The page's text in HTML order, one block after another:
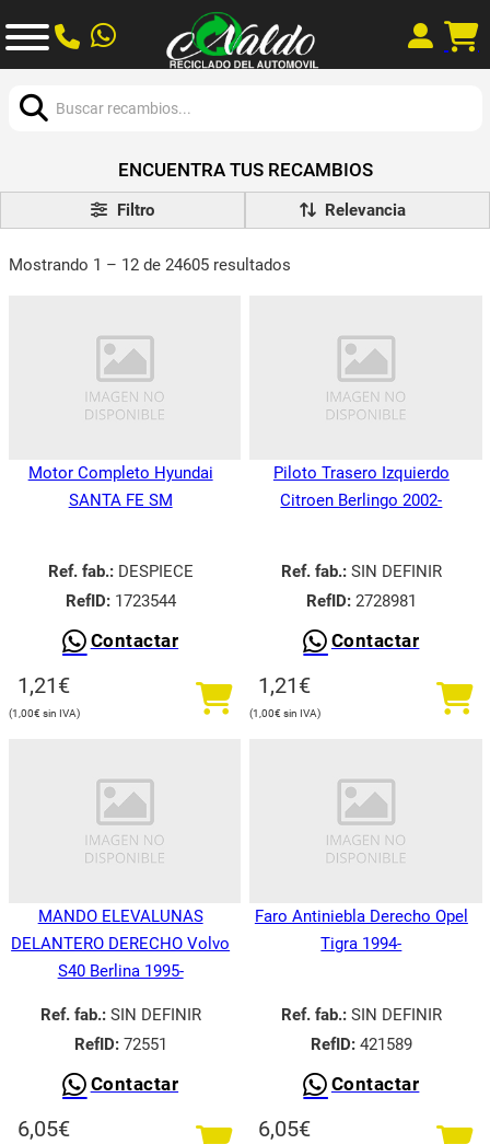
ENCUENTRA TUS RECAMBIOS
Filtro
Mostrando 1 – 12 de 24605 resultados
Motor Completo Hyundai
SANTA FE SM
Ref. fab.:DESPIECE
RefID:1723544
Contactar
1,21€
1,00€
Piloto Trasero Izquierdo
Citroen Berlingo 2002-
Ref. fab.:SIN DEFINIR
RefID:2728981
Contactar
1,21€
1,00€
MANDO ELEVALUNAS
DELANTERO DERECHO Volvo
S40 Berlina 1995-
Ref. fab.:SIN DEFINIR
RefID:72551
Contactar
6,05€
Faro Antiniebla Derecho Opel
Tigra 1994-
Ref. fab.:SIN DEFINIR
RefID:421589
Contactar
6,05€